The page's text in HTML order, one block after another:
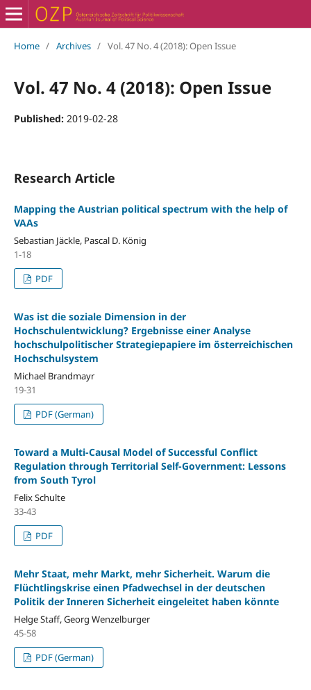
Home / Archives / Vol. 47 No. 4 (2018): Open Issue
Vol. 47 No. 4 (2018): Open Issue
Published: 2019-02-28
Research Article
Mapping the Austrian political spectrum with the help of
VAAs
Sebastian Jäckle, Pascal D. König
1-18
PDF
Was ist die soziale Dimension in der
Hochschulentwicklung? Ergebnisse einer Analyse
hochschulpolitischer Strategiepapiere im österreichischen
Hochschulsystem
Michael Brandmayr
19-31
PDF (German)
Toward a Multi-Causal Model of Successful Conflict
Regulation through Territorial Self-Government: Lessons
from South Tyrol
Felix Schulte
33-43
PDF
Mehr Staat, mehr Markt, mehr Sicherheit. Warum die
Flüchtlingskrise einen Pfadwechsel in der deutschen
Politik der Inneren Sicherheit eingeleitet haben könnte
Helge Staff, Georg Wenzelburger
45-58
PDF (German)